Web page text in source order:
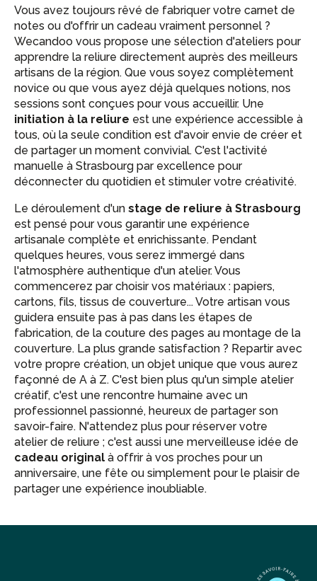
Vous avez toujours rêvé de fabriquer votre carnet de
notes ou d'offrir un cadeau vraiment personnel ?
Wecandoo vous propose une sélection d'ateliers pour
apprendre la reliure directement auprès des meilleurs
artisans de la région. Que vous soyez complètement
novice ou que vous ayez déjà quelques notions, nos
sessions sont conçues pour vous accueillir. Une
initiation à la reliure est une expérience accessible à
tous, où la seule condition est d'avoir envie de créer et
de partager un moment convivial. C'est l'activité
manuelle à Strasbourg par excellence pour
déconnecter du quotidien et stimuler votre créativité.
Le déroulement d'un stage de reliure à Strasbourg
est pensé pour vous garantir une expérience
artisanale complète et enrichissante. Pendant
quelques heures, vous serez immergé dans
l'atmosphère authentique d'un atelier. Vous
commencerez par choisir vos matériaux : papiers,
cartons, fils, tissus de couverture... Votre artisan vous
guidera ensuite pas à pas dans les étapes de
fabrication, de la couture des pages au montage de la
couverture. La plus grande satisfaction ? Repartir avec
votre propre création, un objet unique que vous aurez
façonné de A à Z. C'est bien plus qu'un simple atelier
créatif, c'est une rencontre humaine avec un
professionnel passionné, heureux de partager son
savoir-faire. N'attendez plus pour réserver votre
atelier de reliure ; c'est aussi une merveilleuse idée de
cadeau original à offrir à vos proches pour un
anniversaire, une fête ou simplement pour le plaisir de
partager une expérience inoubliable.